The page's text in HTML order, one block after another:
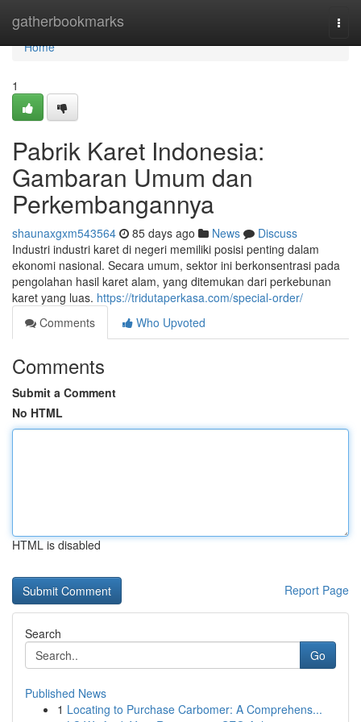
gatherbookmarks
Home
Home
1
Pabrik Karet Indonesia:
Gambaran Umum dan
Perkembangannya
shaunaxgxm543564 85 days ago News
Discuss
Industri industri karet di negeri memiliki posisi penting dalam
ekonomi nasional. Secara umum, sektor ini berkonsentrasi pada
pengolahan hasil karet alam, yang ditemukan dari perkebunan
karet yang luas. https://tridutaperkasa.com/special-order/
Comments
Who Upvoted
Comments
Submit a Comment
No HTML
HTML is disabled
Report Page
Search
Go
Published News
1 Locating to Purchase Carbomer: A Comprehens...